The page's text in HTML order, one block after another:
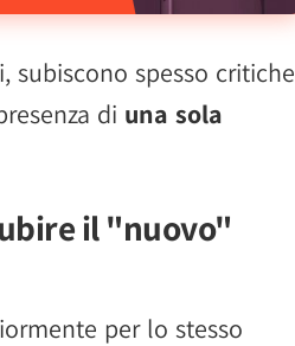
subiscono spesso critiche
di una sola
il "nuovo"
per lo stesso